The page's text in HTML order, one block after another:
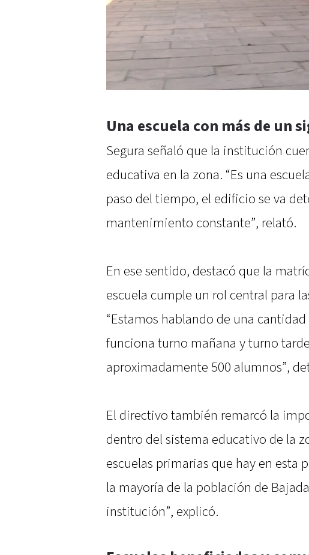
Una escuela con más de un
Segura señaló que la institución
educativa en la zona. “Es una
paso del tiempo, el edificio se va
mantenimiento constante”, relató.
En ese sentido, destacó que la
escuela cumple un rol central para
“Estamos hablando de una
funciona turno mañana y turno
aproximadamente 500 alumnos”,
El directivo también remarcó la
dentro del sistema educativo de la
escuelas primarias que hay en esta
la mayoría de la población de
institución”, explicó.